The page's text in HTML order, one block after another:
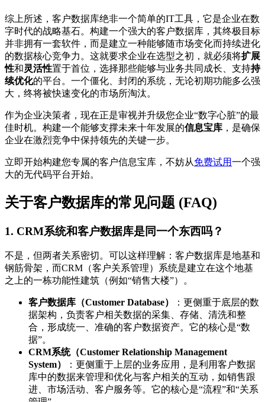
综上所述，客户数据库绝非一个简单的IT工具，它是企业在数
字时代的战略基石。构建一个强大的客户数据库，其终极目标
并非拥有一套软件，而是建立一种能够随市场变化而持续进化
的数据核心竞争力。这就要求企业在选型之初，就必须将扩展
性和灵活性置于首位，选择那些能够与业务共同成长、支持持
续优化的平台。一个僵化、封闭的系统，无论初期功能多么强
大，终将被快速变化的市场所淘汰。
作为企业决策者，现在正是审视并升级您企业“数字心脏”的最
佳时机。构建一个能够支撑未来十年发展的信息宝库 ，是确保
企业在激烈竞争中保持领先的关键一步。
立即开始构建您专属的客户信息宝库，不妨从免费试用一个强
大的无代码平台开始。
关于客户数据库的常见问题 (FAQ)
1. CRM系统和客户数据库是同一个东西吗？
不是，但两者关系密切。可以这样理解：客户数据库是地基和
钢筋骨架，而CRM（客户关系管理）系统是建立在这个地基
之上的一栋功能性建筑（例如“销售大楼”）。
客户数据库（Customer Database）
：更侧重于底层的数
据架构，负责客户相关数据的采集、存储、清洗和整
合，形成统一、准确的客户数据资产。它的核心是“数
据”。
CRM系统（Customer Relationship Management
System）
：更侧重于上层的业务应用，是利用客户数据
库中的数据来管理和优化与客户相关的互动，如销售跟
进、市场活动、客户服务等。它的核心是“流程”和“关系